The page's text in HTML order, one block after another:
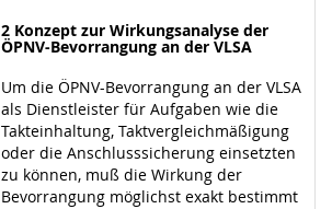
2 Konzept zur Wirkungsanalyse der
ÖPNV-Bevorrangung an der VLSA
Um die ÖPNV-Bevorrangung an der VLSA
als Dienstleister für Aufgaben wie die
Takteinhaltung, Taktvergleichmäßigung
oder die Anschlusssicherung einsetzten
zu können, muß die Wirkung der
Bevorrangung möglichst exakt bestimmt